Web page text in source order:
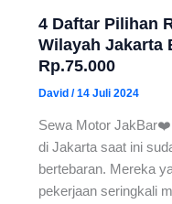
4 Daftar Pilihan
Wilayah Jakarta
Rp.75.000
David /14 Juli 2024
Sewa Motor JakBar❤️
di Jakarta saat ini
bertebaran. Mereka
pekerjaan seringkali